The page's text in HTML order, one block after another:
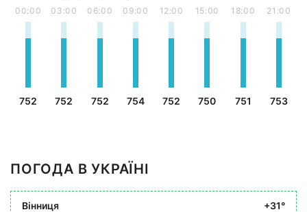
00:00
752
03:00
752
06:00
752
09:00
754
12:00
752
15:00
750
18:00
751
21:00
753
ПОГОДА В УКРАЇНІ
Вінниця +31°